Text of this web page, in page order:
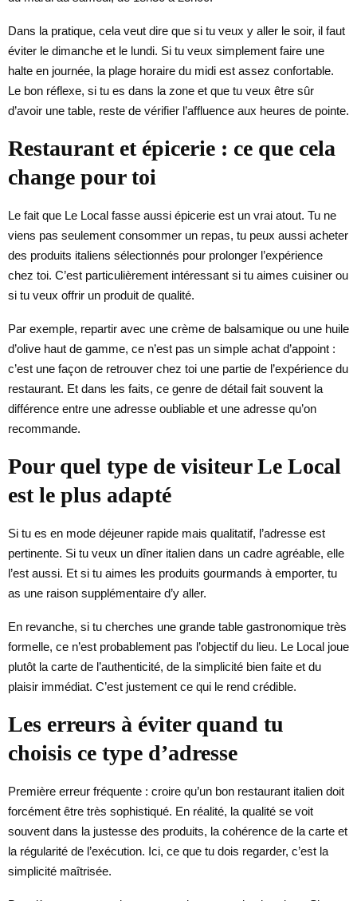
Dans la pratique, cela veut dire que si tu veux y aller le soir, il faut
éviter le dimanche et le lundi. Si tu veux simplement faire une
halte en journée, la plage horaire du midi est assez confortable.
Le bon réflexe, si tu es dans la zone et que tu veux être sûr
d’avoir une table, reste de vérifier l’affluence aux heures de pointe.
Restaurant et épicerie : ce que cela
change pour toi
Le fait que Le Local fasse aussi épicerie est un vrai atout. Tu ne
viens pas seulement consommer un repas, tu peux aussi acheter
des produits italiens sélectionnés pour prolonger l’expérience
chez toi. C’est particulièrement intéressant si tu aimes cuisiner ou
si tu veux offrir un produit de qualité.
Par exemple, repartir avec une crème de balsamique ou une huile
d’olive haut de gamme, ce n’est pas un simple achat d’appoint :
c’est une façon de retrouver chez toi une partie de l’expérience du
restaurant. Et dans les faits, ce genre de détail fait souvent la
différence entre une adresse oubliable et une adresse qu’on
recommande.
Pour quel type de visiteur Le Local
est le plus adapté
Si tu es en mode déjeuner rapide mais qualitatif, l’adresse est
pertinente. Si tu veux un dîner italien dans un cadre agréable, elle
l’est aussi. Et si tu aimes les produits gourmands à emporter, tu
as une raison supplémentaire d’y aller.
En revanche, si tu cherches une grande table gastronomique très
formelle, ce n’est probablement pas l’objectif du lieu. Le Local joue
plutôt la carte de l’authenticité, de la simplicité bien faite et du
plaisir immédiat. C’est justement ce qui le rend crédible.
Les erreurs à éviter quand tu
choisis ce type d’adresse
Première erreur fréquente : croire qu’un bon restaurant italien doit
forcément être très sophistiqué. En réalité, la qualité se voit
souvent dans la justesse des produits, la cohérence de la carte et
la régularité de l’exécution. Ici, ce que tu dois regarder, c’est la
simplicité maîtrisée.